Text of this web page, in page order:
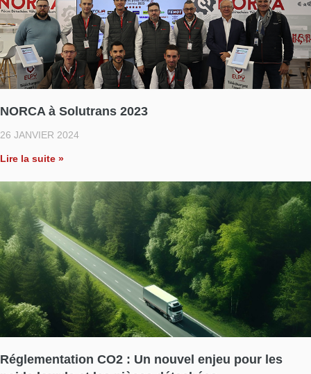
NORCA à Solutrans 2023
26 JANVIER 2024
Lire la suite »
Réglementation CO2 : Un nouvel enjeu pour les